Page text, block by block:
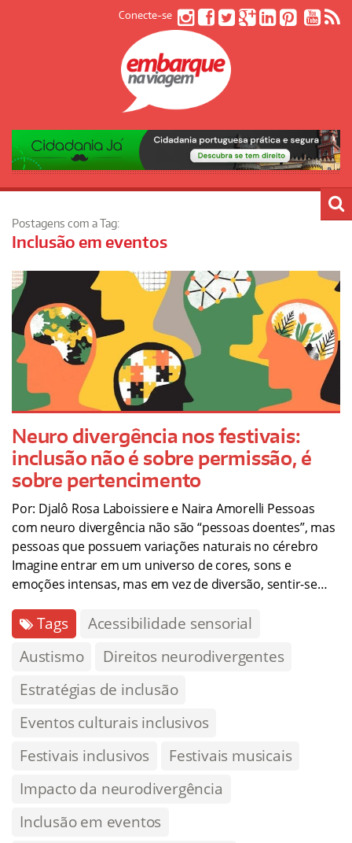
Conecte-se
Postagens com a Tag:
Inclusão em eventos
Neuro divergência nos festivais:
inclusão não é sobre permissão, é
sobre pertencimento
Por: Djalô Rosa Laboissiere e Naira Amorelli Pessoas
com neuro divergência não são “pessoas doentes”, mas
pessoas que possuem variações naturais no cérebro
Imagine entrar em um universo de cores, sons e
emoções intensas, mas em vez de diversão, sentir-se…
Tags
Acessibilidade sensorial
Austismo
Direitos neurodivergentes
Estratégias de inclusão
Eventos culturais inclusivos
Festivais inclusivos
Festivais musicais
Impacto da neurodivergência
Inclusão em eventos